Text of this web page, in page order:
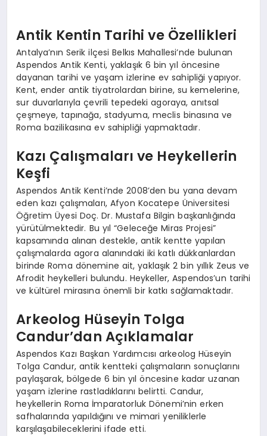
Antik Kentin Tarihi ve Özellikleri
Antalya’nın Serik ilçesi Belkıs Mahallesi’nde bulunan
Aspendos Antik Kenti, yaklaşık 6 bin yıl öncesine
dayanan tarihi ve yaşam izlerine ev sahipliği yapıyor.
Kent, ender antik tiyatrolardan birine, su kemelerine,
sur duvarlarıyla çevrili tepedeki agoraya, anıtsal
çeşmeye, tapınağa, stadyuma, meclis binasına ve
Roma bazilikasına ev sahipliği yapmaktadır.
Kazı Çalışmaları ve Heykellerin
Keşfi
Aspendos Antik Kenti’nde 2008’den bu yana devam
eden kazı çalışmaları, Afyon Kocatepe Üniversitesi
Öğretim Üyesi Doç. Dr. Mustafa Bilgin başkanlığında
yürütülmektedir. Bu yıl “Geleceğe Miras Projesi”
kapsamında alınan destekle, antik kentte yapılan
çalışmalarda agora alanındaki iki katlı dükkanlardan
birinde Roma dönemine ait, yaklaşık 2 bin yıllık Zeus ve
Afrodit heykelleri bulundu. Heykeller, Aspendos’un tarihi
ve kültürel mirasına önemli bir katkı sağlamaktadır.
Arkeolog Hüseyin Tolga
Candur’dan Açıklamalar
Aspendos Kazı Başkan Yardımcısı arkeolog Hüseyin
Tolga Candur, antik kentteki çalışmaların sonuçlarını
paylaşarak, bölgede 6 bin yıl öncesine kadar uzanan
yaşam izlerine rastladıklarını belirtti. Candur,
heykellerin Roma İmparatorluk Dönemi’nin erken
safhalarında yapıldığını ve mimari yeniliklerle
karşılaşabileceklerini ifade etti.